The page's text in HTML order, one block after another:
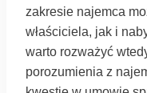
zakresie najemca
właściciela, jak i
warto rozważyć
porozumienia z